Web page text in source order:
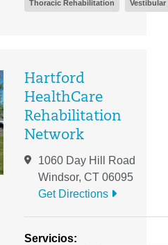
Thoracic Rehabilitation
Hartford
HealthCare
Rehabilitation
Network
1060 Day Hill Road
Windsor, CT 06095
Get Directions
Servicios: